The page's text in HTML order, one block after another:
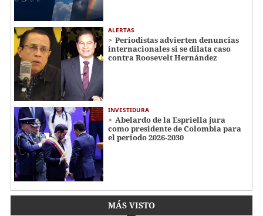
ALERTAS
Periodistas advierten denuncias
internacionales si se dilata caso
contra Roosevelt Hernández
INVESTIDURA
Abelardo de la Espriella jura
como presidente de Colombia para
el periodo 2026-2030
MÁS VISTO